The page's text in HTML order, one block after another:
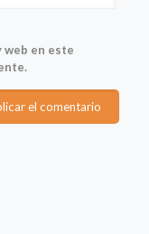
web en este